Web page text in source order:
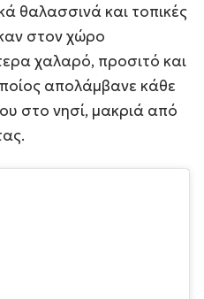
θαλασσινά και τοπικές
στον χώρο
χαλαρό, προσιτό και
απολάμβανε κάθε
στο νησί, μακριά από